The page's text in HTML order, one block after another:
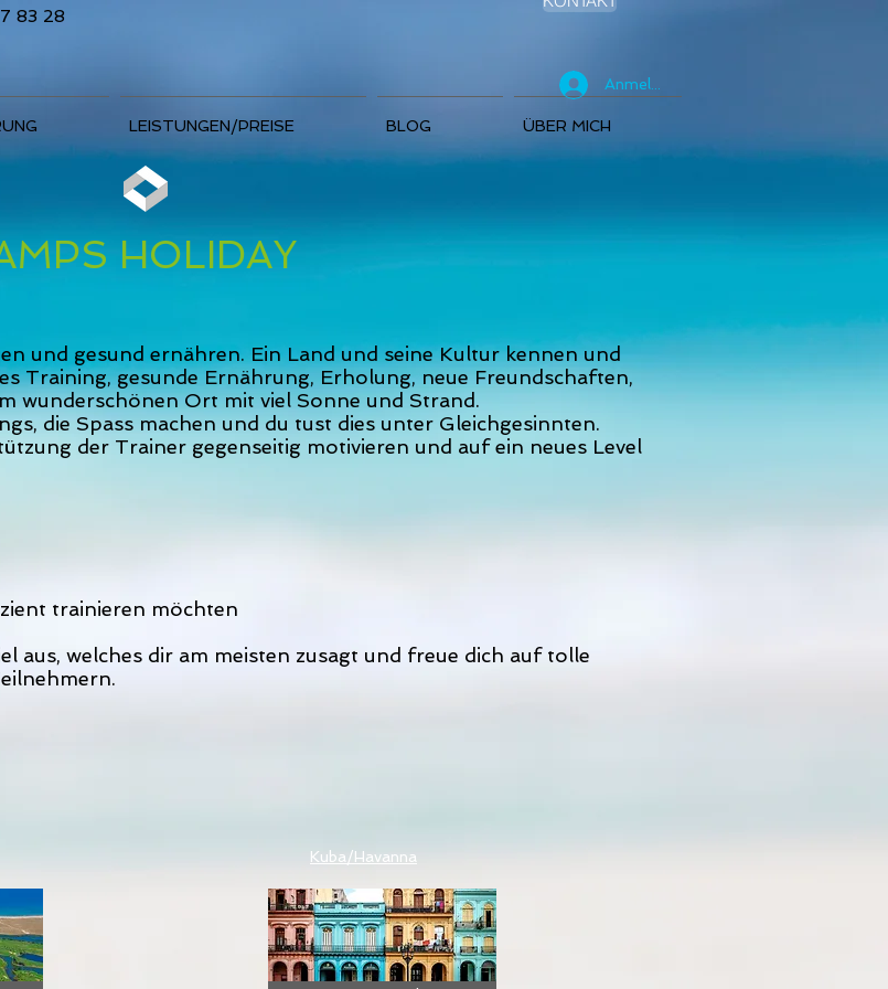
83 28
LEISTUNGEN/PREISE BLOG ÜBER MICH
Anmelden
HOLIDAY
und gesund ernähren. Ein Land und seine Kultur kennen und
Training, gesunde Ernährung, Erholung, neue Freundschaften,
wunderschönen Ort mit viel Sonne und Strand.
die Spass machen und du tust dies unter Gleichgesinnten.
der Trainer gegenseitig motivieren und auf ein neues Level
trainieren möchten
aus, welches dir am meisten zusagt und freue dich auf tolle
Kuba/Havanna